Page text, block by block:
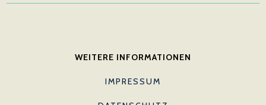
WEITERE INFORMATIONEN
IMPRESSUM